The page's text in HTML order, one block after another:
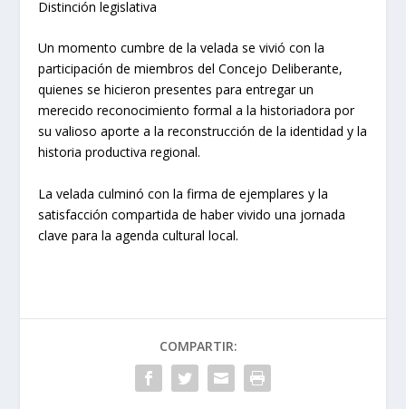
Distinción legislativa
Un momento cumbre de la velada se vivió con la
participación de miembros del Concejo Deliberante,
quienes se hicieron presentes para entregar un
merecido reconocimiento formal a la historiadora por
su valioso aporte a la reconstrucción de la identidad y la
historia productiva regional.
La velada culminó con la firma de ejemplares y la
satisfacción compartida de haber vivido una jornada
clave para la agenda cultural local.
COMPARTIR: